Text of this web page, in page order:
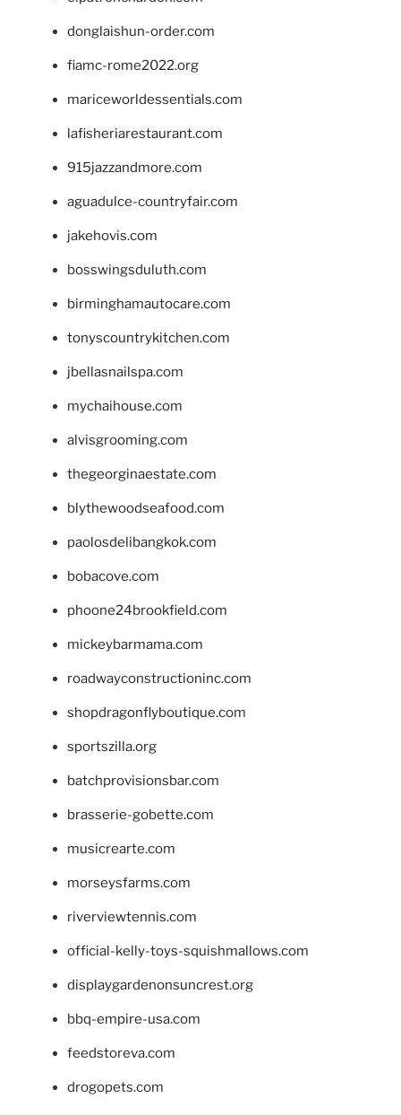
donglaishun-order.com
fiamc-rome2022.org
mariceworldessentials.com
lafisheriarestaurant.com
915jazzandmore.com
aguadulce-countryfair.com
jakehovis.com
bosswingsduluth.com
birminghamautocare.com
tonyscountrykitchen.com
jbellasnailspa.com
mychaihouse.com
alvisgrooming.com
thegeorginaestate.com
blythewoodseafood.com
paolosdelibangkok.com
bobacove.com
phoone24brookfield.com
mickeybarmama.com
roadwayconstructioninc.com
shopdragonflyboutique.com
sportszilla.org
batchprovisionsbar.com
brasserie-gobette.com
musicrearte.com
morseysfarms.com
riverviewtennis.com
official-kelly-toys-squishmallows.com
displaygardenonsuncrest.org
bbq-empire-usa.com
feedstoreva.com
drogopets.com